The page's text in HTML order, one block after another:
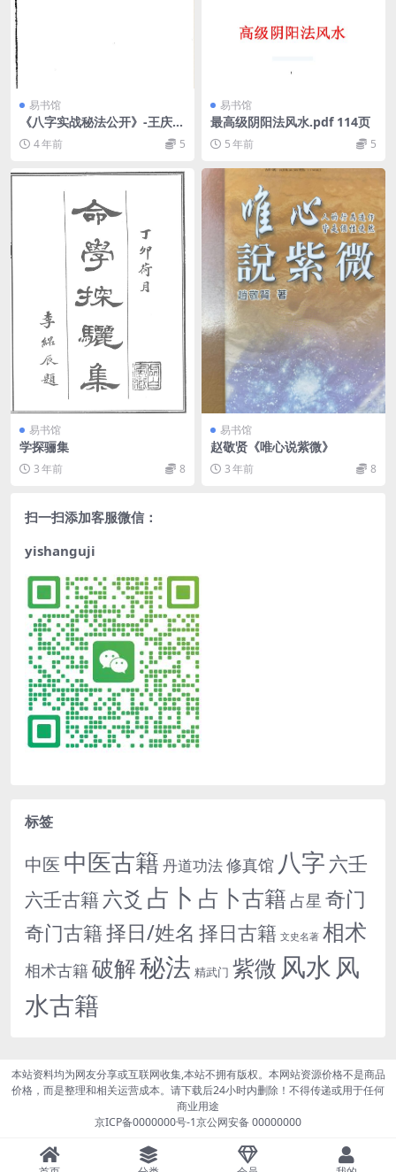
易书馆
《八字实战秘法公开》-王庆
着.pdf
4 年前 5
易书馆
最高级阴阳法风水.pdf 114页
5 年前 5
易书馆
学探骊集
3 年前 8
易书馆
赵敬贤《唯心说紫微》
3 年前 8
扫一扫添加客服微信：
yishanguji
标签
中医 中医古籍 丹道功法修真馆 八字 六壬
六壬古籍 六爻 占卜 占卜古籍 占星 奇门
奇门古籍择日/姓名 择日古籍 文史名著 相术
相术古籍破解秘法 精武门 紫微 风水 风
水古籍
本站资料均为网友分享或互联网收集,本站不拥有版权。本网站资源价格不是商品
价格，而是整理和相关运营成本。请下载后24小时内删除！不得传递或用于任何
商业用途
京ICP备0000000号-1京公网安备 00000000